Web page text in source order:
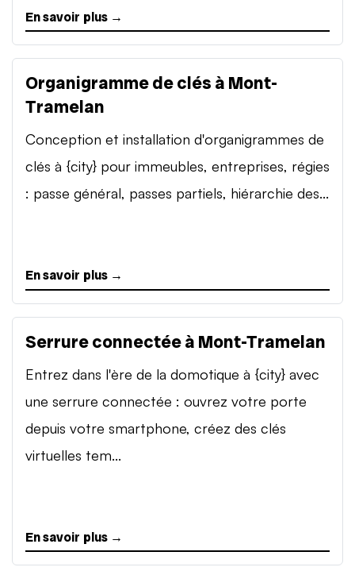
En savoir plus →
Organigramme de clés à Mont-
Tramelan
Conception et installation d'organigrammes de
clés à {city} pour immeubles, entreprises, régies
: passe général, passes partiels, hiérarchie des...
En savoir plus →
Serrure connectée à Mont-Tramelan
Entrez dans l'ère de la domotique à {city} avec
une serrure connectée : ouvrez votre porte
depuis votre smartphone, créez des clés
virtuelles tem...
En savoir plus →